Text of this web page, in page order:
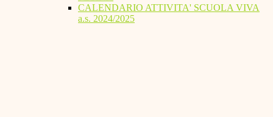
CALENDARIO ATTIVITA' SCUOLA VIVA
a.s. 2024/2025